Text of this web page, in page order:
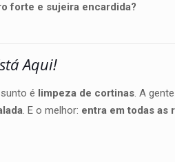
forte e sujeira encardida?
Aqui!
é limpeza de cortinas. A
. E o melhor: entra em todas as